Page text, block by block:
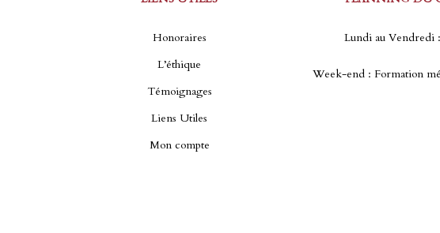
Honoraires
L’éthique
Témoignages
Liens Utiles
Mon compte
Lundi au Vendredi
Week-end : Formation